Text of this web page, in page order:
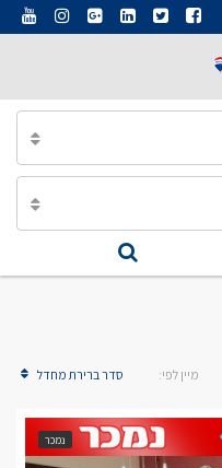
מיין לפי: סדר ברירת מחדל
נמכר